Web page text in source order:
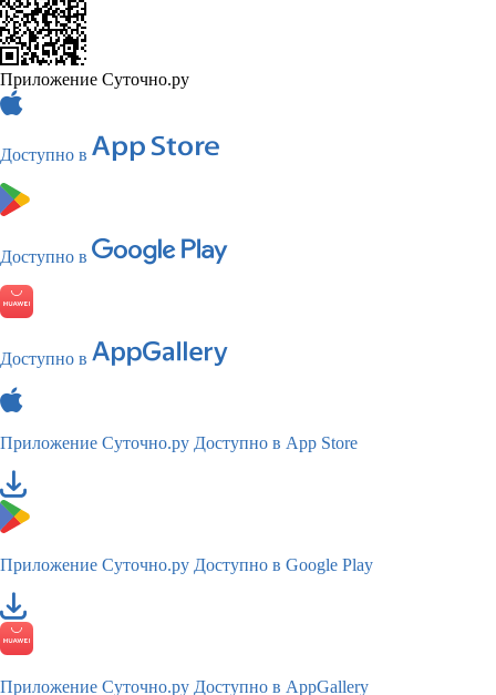
Приложение Суточно.ру
Доступно в
Доступно в
Доступно в
Приложение Суточно.ру Доступно в App Store
Приложение Суточно.ру Доступно в Google Play
Приложение Суточно.ру Доступно в AppGallery